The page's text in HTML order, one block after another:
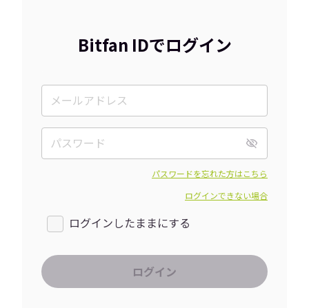
Bitfan IDでログイン
パスワードを忘れた方はこちら
ログインできない場合
ログインしたままにする